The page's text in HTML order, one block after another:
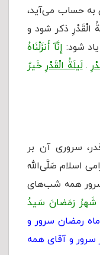
به حساب می‌آید،
الْقَدْرِ ذکر شود و
شود: إِنَّآ أَنزَلْنَاهُ
.لَیلَةُ الْقَدْرِخَیرٌ
سروری آن بر
اسلام صَلَّى‌الله
سرور همه شب‌های
شَهرُ رَمَضانَ سَیدُ
رمضان سرور و
و آقای همه